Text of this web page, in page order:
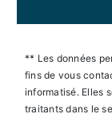
** Les données
fins de vous
informatisé. Elles
traitants dans le